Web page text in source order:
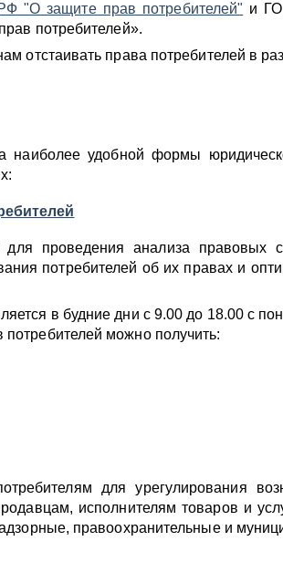
"О защите прав потребителей" и
потребителей».
отстаивать права потребителей в
наиболее удобной формы
проведения анализа правовых
потребителей об их правах и
в будние дни с 9.00 до 18.00 с
можно получить:
для урегулирования
исполнителям товаров и
правоохранительные и